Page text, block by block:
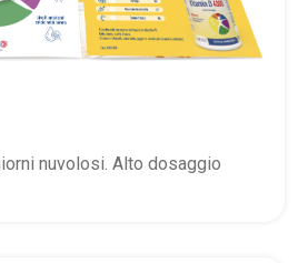
nuvolosi. Alto dosaggio